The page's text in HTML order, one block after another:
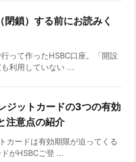
鎖）する前にお読みく
って作ったHSBC口座。「開設
利用していない ...
ジットカードの3つの有効
注意点の紹介
カードは有効期限が迫ってくる
がHSBCご登 ...